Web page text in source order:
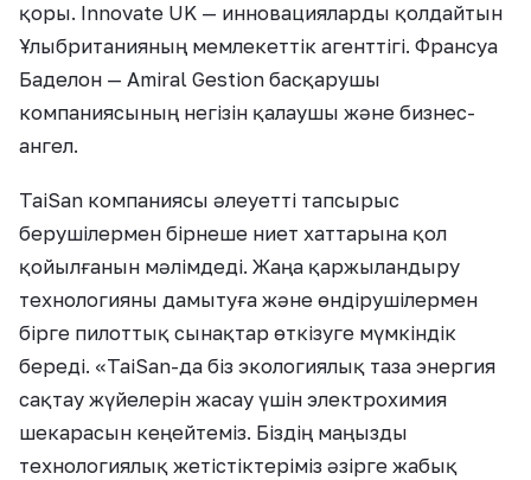
қоры. Innovate UK — инновацияларды қолдайтын
Ұлыбританияның мемлекеттік агенттігі. Франсуа
Баделон — Amiral Gestion басқарушы
компаниясының негізін қалаушы және бизнес-
ангел.
TaiSan компаниясы әлеуетті тапсырыс
берушілермен бірнеше ниет хаттарына қол
қойылғанын мәлімдеді. Жаңа қаржыландыру
технологияны дамытуға және өндірушілермен
бірге пилоттық сынақтар өткізуге мүмкіндік
береді. «TaiSan-да біз экологиялық таза энергия
сақтау жүйелерін жасау үшін электрохимия
шекарасын кеңейтеміз. Біздің маңызды
технологиялық жетістіктеріміз әзірге жабық